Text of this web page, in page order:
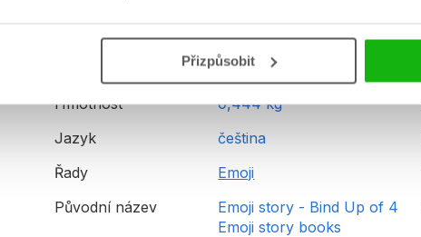
Přizpůsobit
Hmotnost
0,444 kg
Jazyk
čeština
Řady
Emoji
Původní název
Emoji story - Bind Up of 4
Emoji story books